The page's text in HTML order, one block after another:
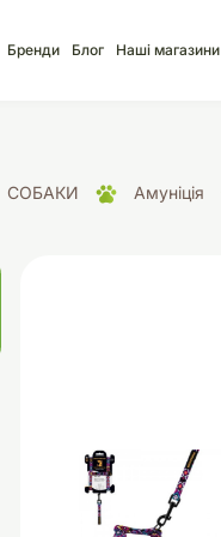
для кліток
Бренди Блог Наші магазини
СОБАКИ Амуніція